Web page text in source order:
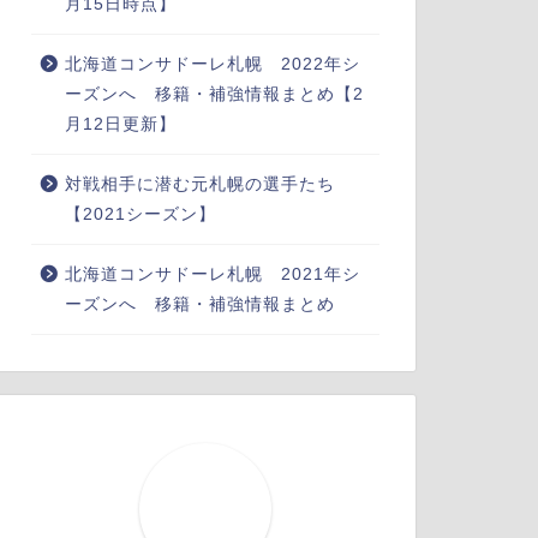
月15日時点】
北海道コンサドーレ札幌 2022年シ
ーズンへ 移籍・補強情報まとめ【2
月12日更新】
対戦相手に潜む元札幌の選手たち
【2021シーズン】
北海道コンサドーレ札幌 2021年シ
ーズンへ 移籍・補強情報まとめ